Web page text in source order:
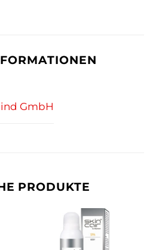
GmbH
PRODUKTE